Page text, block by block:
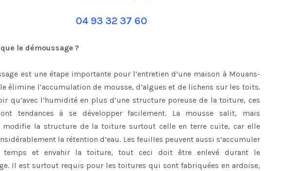
04 93 32 37 60
le démoussage ?
est une étape importante pour l’entretien d’une maison à Mouans-
élimine l’accumulation de mousse, d’algues et de lichens sur les toits.
qu’avec l’humidité en plus d’une structure poreuse de la toiture, ces
tendances à se développer facilement. La mousse salit, mais
modifie la structure de la toiture surtout celle en terre cuite, car elle
la rétention d’eau. Les feuilles peuvent aussi s’accumuler
et envahir la toiture, tout ceci doit être enlevé durant le
Il est surtout requis pour les toitures qui sont fabriquées en ardoise,